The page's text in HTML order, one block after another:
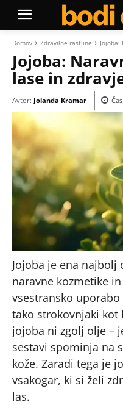
Domov Zdravilne rastline Jojoba:
Jojoba:
lase in
Avtor: Jolanda Kramar
Jojoba je ena najbolj
naravne kozmetike
vsestransko
tako strokovnjaki kot
jojoba ni zgolj olje –
sestavi spominja na
kože. Zaradi tega je
vsakogar, ki si želi
las.